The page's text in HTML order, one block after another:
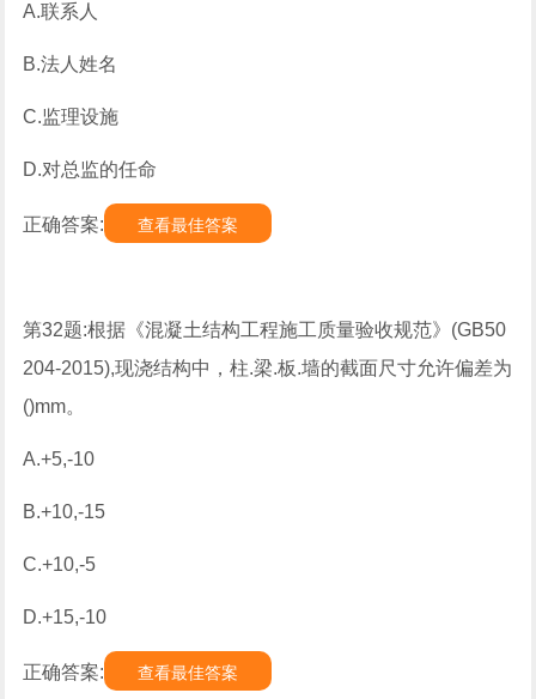
A.联系人
B.法人姓名
C.监理设施
D.对总监的任命
正确答案: 查看最佳答案
第32题:根据《混凝土结构工程施工质量验收规范》(GB50
204-2015),现浇结构中，柱.梁.板.墙的截面尺寸允许偏差为
()mm。
A.+5,-10
B.+10,-15
C.+10,-5
D.+15,-10
正确答案: 查看最佳答案